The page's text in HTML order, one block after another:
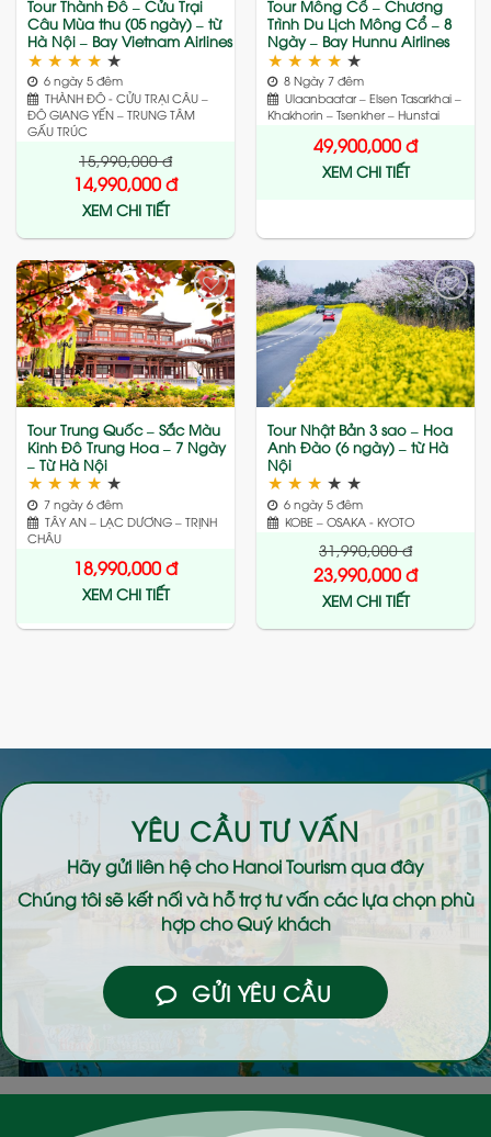
Tour Thành Đô – Cửu Trại
Câu Mùa thu (05 ngày) – từ
Hà Nội – Bay Vietnam Airlines
★ ★ ★ ★ ★
6 ngày 5 đêm
THÀNH ĐÔ - CỬU TRẠI CÂU –
ĐÔ GIANG YẾN – TRUNG TÂM
GẤU TRÚC
15,990,000đ
14,990,000đ
XEM CHI TIẾT
Tour Mông Cổ – Chương
Trình Du Lịch Mông Cổ – 8
Ngày – Bay Hunnu Airlines
★ ★ ★ ★ ★
8 Ngày 7 đêm
Ulaanbaatar – Elsen Tasarkhai –
Khakhorin – Tsenkher – Hunstai
49,900,000đ
XEM CHI TIẾT
Add
to
wishlist
Tour Trung Quốc – Sắc Màu
Kinh Đô Trung Hoa – 7 Ngày
– Từ Hà Nội
★ ★ ★ ★ ★
7 ngày 6 đêm
TÂY AN – LẠC DƯƠNG – TRỊNH
CHÂU
18,990,000đ
XEM CHI TIẾT
Add
to
wishlist
Tour Nhật Bản 3 sao – Hoa
Anh Đào (6 ngày) – từ Hà
Nội
★ ★ ★ ★ ★
6 ngày 5 đêm
KOBE – OSAKA - KYOTO
31,990,000đ
23,990,000đ
XEM CHI TIẾT
YÊU CẦU TƯ VẤN
Hãy gửi liên hệ choHanoi Tourismqua đây
Chúng tôi sẽ kết nối và hỗ trợ tư vấn các lựa chọn phù
hợp cho Quý khách
GỬI YÊU CẦU